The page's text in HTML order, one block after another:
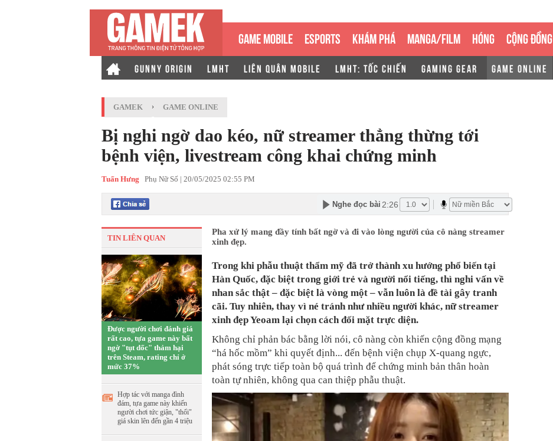
GAME MOBILE ESPORTS KHÁM PHÁ MANGA/FILM HÓNG CỘNG ĐỒNG
GUNNY ORIGIN LMHT LIÊN QUÂN MOBILE LMHT: TỐC CHIẾN GAMING GEAR GAME ONLINE
GAMEK › GAME ONLINE
Bị nghi ngờ dao kéo, nữ streamer thẳng thừng tới
bệnh viện, livestream công khai chứng minh
Tuấn Hưng Phụ Nữ Số | 20/05/2025 02:55 PM
Nghe đọc bài 2:26
TIN LIÊN QUAN
Được người chơi đánh giá
rất cao, tựa game này bất
ngờ "tụt dốc" thảm hại
trên Steam, rating chỉ ở
mức 37%
Hợp tác với manga đình
đám, tựa game này khiến
người chơi tức giận, "thổi"
giá skin lên đến gần 4 triệu
Pha xử lý mang đầy tính bất ngờ và đi vào lòng người của cô nàng streamer
xinh đẹp.
Trong khi phẫu thuật thẩm mỹ đã trở thành xu hướng phổ biến tại
Hàn Quốc, đặc biệt trong giới trẻ và người nổi tiếng, thì nghi vấn về
nhan sắc thật – đặc biệt là vòng một – vẫn luôn là đề tài gây tranh
cãi. Tuy nhiên, thay vì né tránh như nhiều người khác, nữ streamer
xinh đẹp Yeoam lại chọn cách đối mặt trực diện.
Không chỉ phản bác bằng lời nói, cô nàng còn khiến cộng đồng mạng
“há hốc mồm” khi quyết định... đến bệnh viện chụp X-quang ngực,
phát sóng trực tiếp toàn bộ quá trình để chứng minh bản thân hoàn
toàn tự nhiên, không qua can thiệp phẫu thuật.